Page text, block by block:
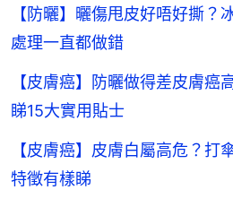
【防曬】曬傷甩皮好唔好撕？
處理一直都做錯
【皮膚癌】防曬做得差皮膚
睇15大實用貼士
【皮膚癌】皮膚白屬高危？打
特徵有樣睇